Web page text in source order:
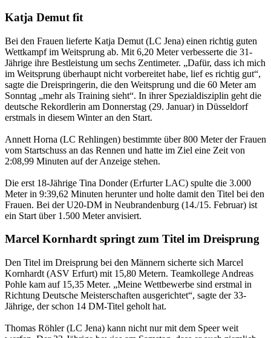
Katja Demut fit
Bei den Frauen lieferte Katja Demut (LC Jena) einen richtig guten
Wettkampf im Weitsprung ab. Mit 6,20 Meter verbesserte die 31-
Jährige ihre Bestleistung um sechs Zentimeter. „Dafür, dass ich mich
im Weitsprung überhaupt nicht vorbereitet habe, lief es richtig gut“,
sagte die Dreispringerin, die den Weitsprung und die 60 Meter am
Sonntag „mehr als Training sieht“. In ihrer Spezialdisziplin geht die
deutsche Rekordlerin am Donnerstag (29. Januar) in Düsseldorf
erstmals in diesem Winter an den Start.
Annett Horna (LC Rehlingen) bestimmte über 800 Meter der Frauen
vom Startschuss an das Rennen und hatte im Ziel eine Zeit von
2:08,99 Minuten auf der Anzeige stehen.
Die erst 18-Jährige Tina Donder (Erfurter LAC) spulte die 3.000
Meter in 9:39,62 Minuten herunter und holte damit den Titel bei den
Frauen. Bei der U20-DM in Neubrandenburg (14./15. Februar) ist
ein Start über 1.500 Meter anvisiert.
Marcel Kornhardt springt zum Titel im Dreisprung
Den Titel im Dreisprung bei den Männern sicherte sich Marcel
Kornhardt (ASV Erfurt) mit 15,80 Metern. Teamkollege Andreas
Pohle kam auf 15,35 Meter. „Meine Wettbewerbe sind erstmal in
Richtung Deutsche Meisterschaften ausgerichtet“, sagte der 33-
Jährige, der schon 14 DM-Titel geholt hat.
Thomas Röhler (LC Jena) kann nicht nur mit dem Speer weit